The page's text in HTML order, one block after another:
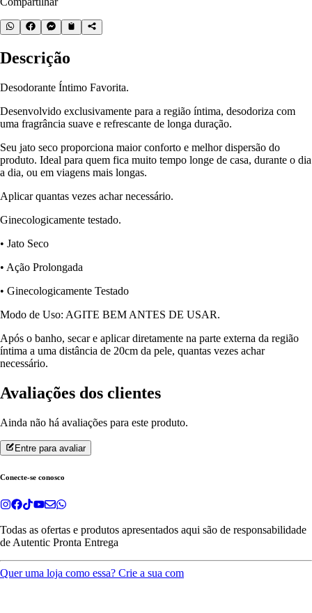
Descrição
Desodorante Íntimo Favorita.
Desenvolvido exclusivamente para a região íntima, desodoriza com
uma fragrância suave e refrescante de longa duração.
Seu jato seco proporciona maior conforto e melhor dispersão do
produto. Ideal para quem fica muito tempo longe de casa, durante o dia
a dia, ou em viagens mais longas.
Aplicar quantas vezes achar necessário.
Ginecologicamente testado.
• Jato Seco
• Ação Prolongada
• Ginecologicamente Testado
Modo de Uso: AGITE BEM ANTES DE USAR.
Após o banho, secar e aplicar diretamente na parte externa da região
íntima a uma distância de 20cm da pele, quantas vezes achar
necessário.
Avaliações dos clientes
Ainda não há avaliações para este produto.
Entre para avaliar
Conecte-se conosco
Todas as ofertas e produtos apresentados aqui são de responsabilidade
de Autentic Pronta Entrega
Quer uma loja como essa? Crie a sua com